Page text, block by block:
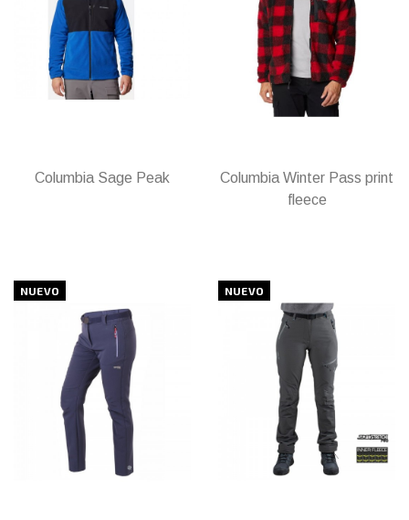
Columbia Sage Peak
Columbia Winter Pass print
fleece
NUEVO NUEVO